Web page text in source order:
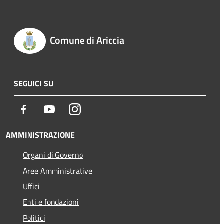
Comune di Ariccia
SEGUICI SU
Facebook YoutubeInstagram
AMMINISTRAZIONE
Organi di Governo
Aree Amministrative
Uffici
Enti e fondazioni
Politici